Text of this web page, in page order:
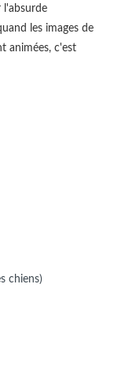
l'absurde
les images de
animées, c'est
chiens)